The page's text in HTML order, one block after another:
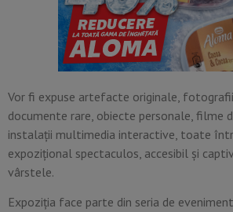
Vor fi expuse artefacte originale, fotografii
documente rare, obiecte personale, filme
instalații multimedia interactive, toate
expozițional spectaculos, accesibil și
vârstele.
Expoziția face parte din seria de